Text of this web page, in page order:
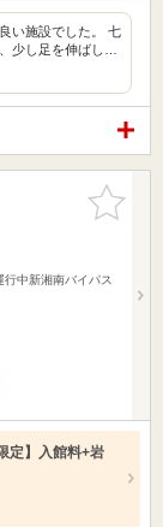
い施設でした。 七
少し足を伸ばし…
お気に入
りに追加
中新湘南バイパス
定】入館料+岩